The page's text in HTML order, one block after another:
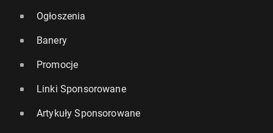
Ogłoszenia
Banery
Promocje
Linki Sponsorowane
Artykuły Sponsorowane